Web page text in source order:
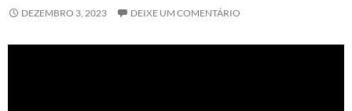
DEZEMBRO 3, 2023 DEIXE UM COMENTÁRIO